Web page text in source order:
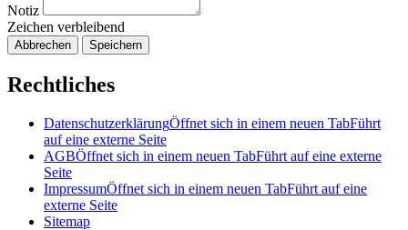
Notiz
Zeichen verbleibend
Abbrechen Speichern
Rechtliches
DatenschutzerklärungÖffnet sich in einem neuen TabFührt
auf eine externe Seite
AGBÖffnet sich in einem neuen TabFührt auf eine externe
Seite
ImpressumÖffnet sich in einem neuen TabFührt auf eine
externe Seite
Sitemap